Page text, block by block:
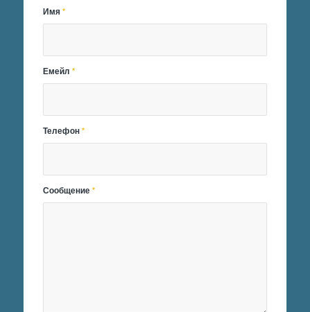
Имя*
Емейл*
Телефон*
Сообщение*